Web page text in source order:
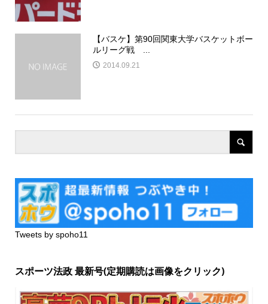
【バスケ】第90回関東大学バスケットボー
ルリーグ戦 ...
2014.09.21
Tweets by spoho11
スポーツ法政 最新号(定期購読は画像をクリック)